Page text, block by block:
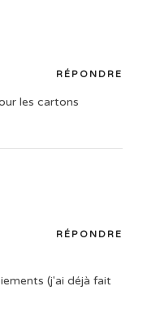
RÉPONDRE
les cartons
RÉPONDRE
(j'ai déjà fait